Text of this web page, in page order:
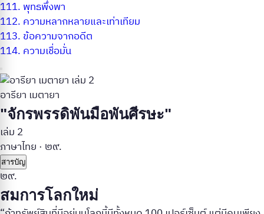
111. พุทธพึ่งพา
112. ความหลากหลายและเท่าเทียม
113. ข้อความจากอดีต
114. ความเชื่อมั่น
อารียา เมตายา
"จักรพรรดิพันมือพันศีรษะ"
เล่ม 2
ภาษาไทย · ๒๙.
สารบัญ
๒๙.
สมการโลกใหม่